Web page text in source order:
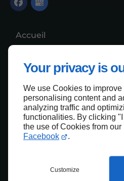
Your privacy is
We use Cookies to
personalising content and
analyzing traffic and
functionalities. By clicking
the use of Cookies from our
Facebook
.
Customize
Accueil
Mentions légales
Plan du site
Haut